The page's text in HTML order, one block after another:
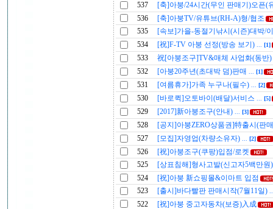
537
[축]아붕/24시간(무인 판매기)오픈(
536
[축]아붕TV/유튜브(RH-A)형/협조
535
[속보]가을-동절기낚시(시즌)대박/
534
[祝]F-TV 아붕 선정(방송 보기) [1]
533
祝[아붕조구]TV&매체 사업화(동반)
532
[아붕20주년(초대박 덤)판매 [1]
531 [여름휴가]가족 누구나(필수) [2]
530 [바로퀵]오토바이(배달)서비스 [5]
529 [2017]新아붕조구(안내) [3]
528
[공지]아붕ZERO상품권]特출시(판
527
[모집]자영업(차량소유자) [2]
526
[祝]아붕조구(쿠팡)입점/로켓
525
[상표침해]형사고발(신고자5백만
524
[祝]아붕 新쇼핑몰&이마트 입점
523
[출시]바다빨판 판매시작(7월11일)
522
[祝]아붕 중고자동차(보증)入成